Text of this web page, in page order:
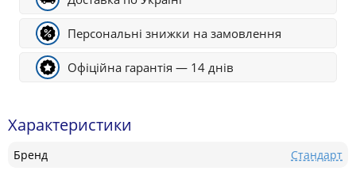
Персональні знижки на замовлення
Офіційна гарантія — 14 днів
Характеристики
Бренд
Стандарт